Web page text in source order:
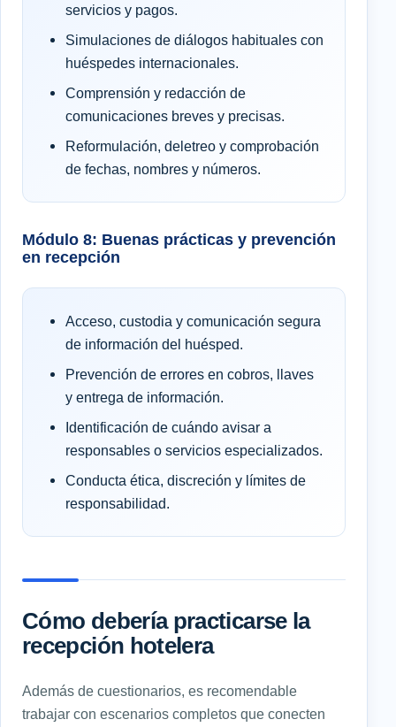
servicios y pagos.
Simulaciones de diálogos habituales con
huéspedes internacionales.
Comprensión y redacción de
comunicaciones breves y precisas.
Reformulación, deletreo y comprobación
de fechas, nombres y números.
Módulo 8: Buenas prácticas y prevención
en recepción
Acceso, custodia y comunicación segura
de información del huésped.
Prevención de errores en cobros, llaves
y entrega de información.
Identificación de cuándo avisar a
responsables o servicios especializados.
Conducta ética, discreción y límites de
responsabilidad.
Cómo debería practicarse la
recepción hotelera
Además de cuestionarios, es recomendable
trabajar con escenarios completos que conecten